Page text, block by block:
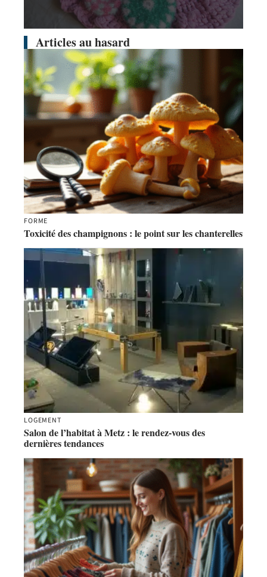
Articles au hasard
FORME
Toxicité des champignons : le point sur les chanterelles
LOGEMENT
Salon de l’habitat à Metz : le rendez-vous des
dernières tendances